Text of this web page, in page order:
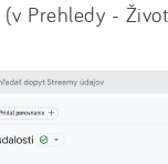
(v Prehledy -